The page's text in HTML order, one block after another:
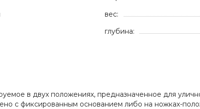
вес:
глубина:
в двух положениях, предназначенное для
с фиксированным основанием либо на ножках-